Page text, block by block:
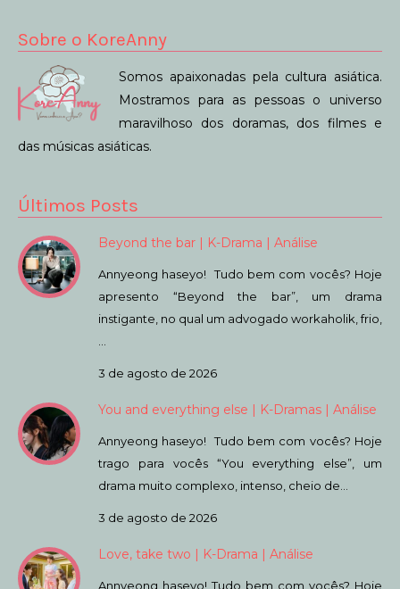
Sobre o KoreAnny
Somos apaixonadas pela cultura asiática.
Mostramos para as pessoas o universo
maravilhoso dos doramas, dos filmes e
das músicas asiáticas.
Últimos Posts
Beyond the bar | K-Drama | Análise
Annyeong haseyo! Tudo bem com vocês? Hoje
apresento “Beyond the bar”, um drama
instigante, no qual um advogado workaholik, frio,
3 de agosto de 2026
You and everything else | K-Dramas | Análise
Annyeong haseyo! Tudo bem com vocês? Hoje
trago para vocês “You everything else”, um
drama muito complexo, intenso, cheio de…
3 de agosto de 2026
Love, take two | K-Drama | Análise
Annyeong haseyo! Tudo bem com vocês? Hoje